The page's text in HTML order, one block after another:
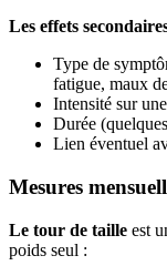
Les effets
Type de
fatigue, maux
Intensité sur
Durée
Lien éventuel
Mesures
Le tour de taille est
poids seul :